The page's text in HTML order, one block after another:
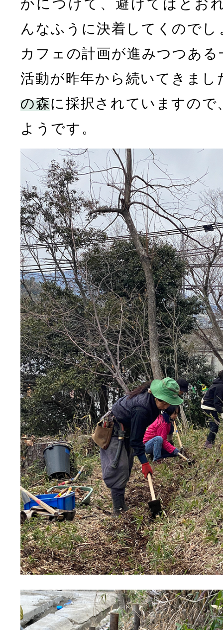
かにつけて、避けてはとお
んなふうに決着してくのでし
カフェの計画が進みつつあ
活動が昨年から続いてきまし
の森に採択されていますの
ようです。